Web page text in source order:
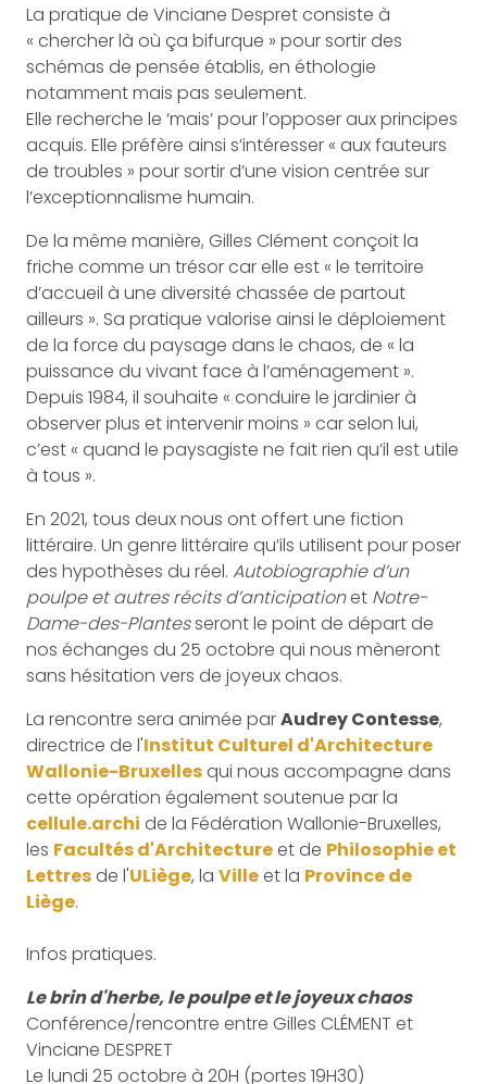
La pratique de Vinciane Despret consiste à
« chercher là où ça bifurque » pour sortir des
schémas de pensée établis, en éthologie
notamment mais pas seulement.
Elle recherche le ‘mais’ pour l’opposer aux principes
acquis. Elle préfère ainsi s’intéresser « aux fauteurs
de troubles » pour sortir d’une vision centrée sur
l’exceptionnalisme humain.
De la même manière, Gilles Clément conçoit la
friche comme un trésor car elle est « le territoire
d’accueil à une diversité chassée de partout
ailleurs ». Sa pratique valorise ainsi le déploiement
de la force du paysage dans le chaos, de « la
puissance du vivant face à l’aménagement ».
Depuis 1984, il souhaite « conduire le jardinier à
observer plus et intervenir moins » car selon lui,
c’est « quand le paysagiste ne fait rien qu’il est utile
à tous ».
En 2021, tous deux nous ont offert une fiction
littéraire. Un genre littéraire qu’ils utilisent pour poser
des hypothèses du réel. Autobiographie d’un
poulpe et autres récits d’anticipationet Notre-
Dame-des-Plantesseront le point de départ de
nos échanges du 25 octobre qui nous mèneront
sans hésitation vers de joyeux chaos.
La rencontre sera animée parAudrey Contesse,
directrice de l'Institut Culturel d'Architecture
Wallonie-Bruxellesqui nous accompagne dans
cette opération également soutenue par la
cellule.archi de la Fédération Wallonie-Bruxelles,
les Facultés d'Architectureet de Philosophie et
Lettresde l'ULiège, la Villeet la Province de
Liège.
Infos pratiques.
Le brin d'herbe, le poulpe et le joyeux chaos
Conférence/rencontre entre Gilles CLÉMENT et
Vinciane DESPRET
Le lundi 25 octobre à 20H (portes 19H30)